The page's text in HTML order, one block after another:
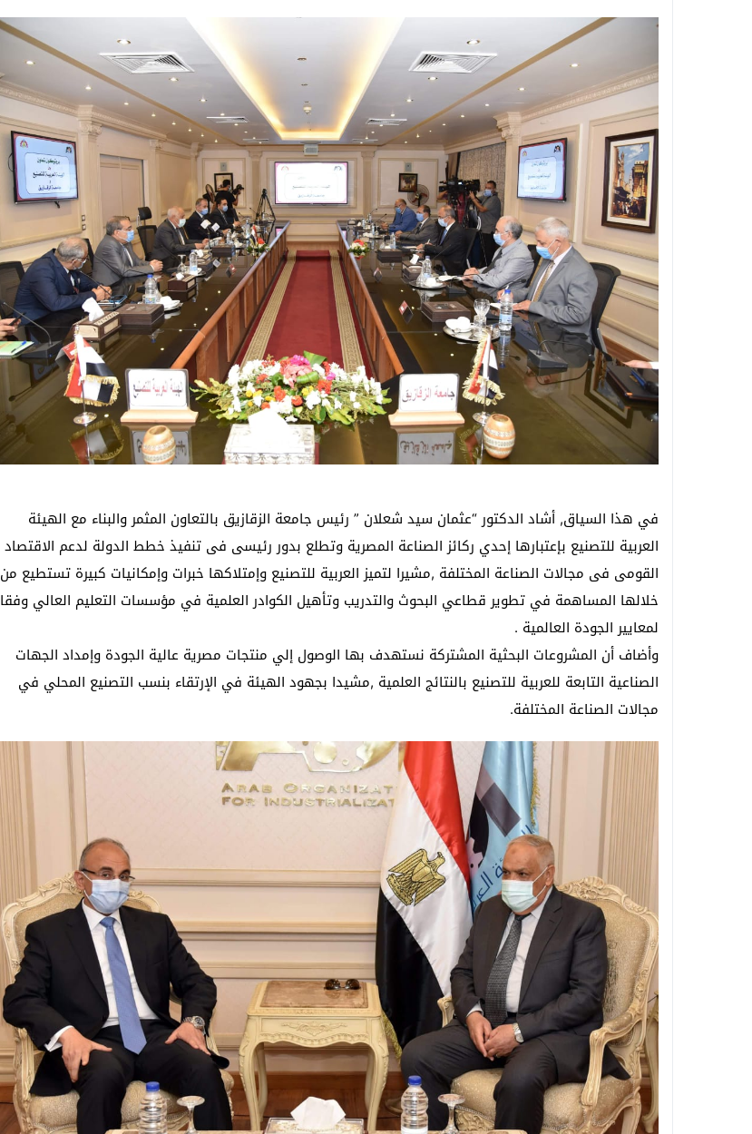
في هذا السياق, أشاد الدكتور “عثمان سيد شعلان ” رئيس جامعة الزقازيق بالتعاون المثمر والبناء مع الهيئة
العربية للتصنيع بإعتبارها إحدي ركائز الصناعة المصرية وتطلع بدور رئيسى فى تنفيذ خطط الدولة لدعم الاقتصاد
القومى فى مجالات الصناعة المختلفة ,مشيرا لتميز العربية للتصنيع وإمتلاكها خبرات وإمكانيات كبيرة تستطيع من
خلالها المساهمة في تطوير قطاعي البحوث والتدريب وتأهيل الكوادر العلمية في مؤسسات التعليم العالي وفقا
لمعايير الجودة العالمية .
وأضاف أن المشروعات البحثية المشتركة نستهدف بها الوصول إلي منتجات مصرية عالية الجودة وإمداد الجهات
الصناعية التابعة للعربية للتصنيع بالنتائج العلمية ,مشيدا بجهود الهيئة في الإرتقاء بنسب التصنيع المحلي في
مجالات الصناعة المختلفة.